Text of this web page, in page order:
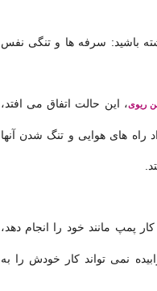
باشید: سرفه ها و تنگی نفس
ریوی، این حالت اتفاق می افتد،
راه های هوایی و تنگ شدن آنها
پمپ مانند خود را انجام دهد،
نمی تواند کار خودش را به